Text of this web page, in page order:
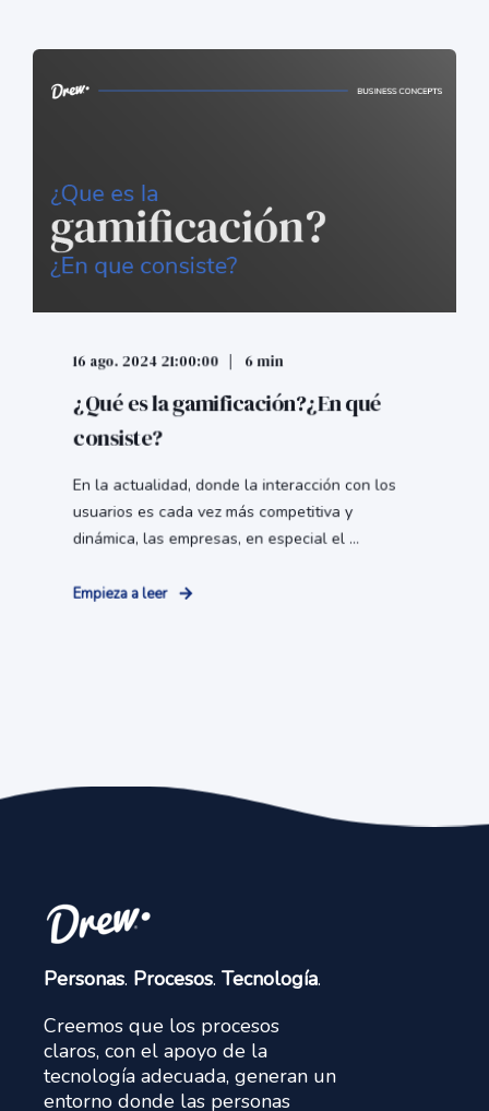
16 ago. 2024 21:00:00 6 min
¿Qué es la gamificación?¿En qué
consiste?
En la actualidad, donde la interacción con los
usuarios es cada vez más competitiva y
dinámica, las empresas, en especial el ...
Empieza a leer
Personas. Procesos. Tecnología.
Creemos que los procesos
claros, con el apoyo de la
tecnología adecuada, generan un
entorno donde las personas